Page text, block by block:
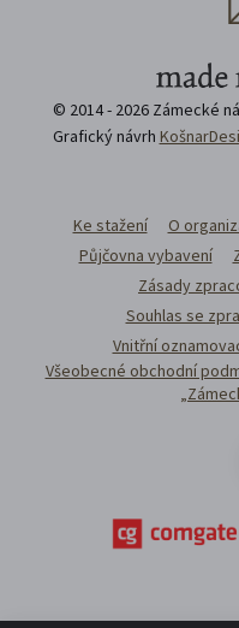
© 2014 - 2026 Zámecké
Grafický návrh
Ke stažení O
Půjčovna vybavení
Zásady
Souhlas se
Vnitřní
Všeobecné obchodní